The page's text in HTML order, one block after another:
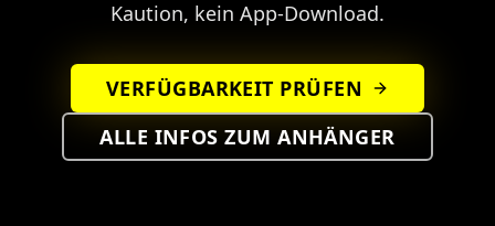
Kaution, kein App-Download.
VERFÜGBARKEIT PRÜFEN
ALLE INFOS ZUM ANHÄNGER